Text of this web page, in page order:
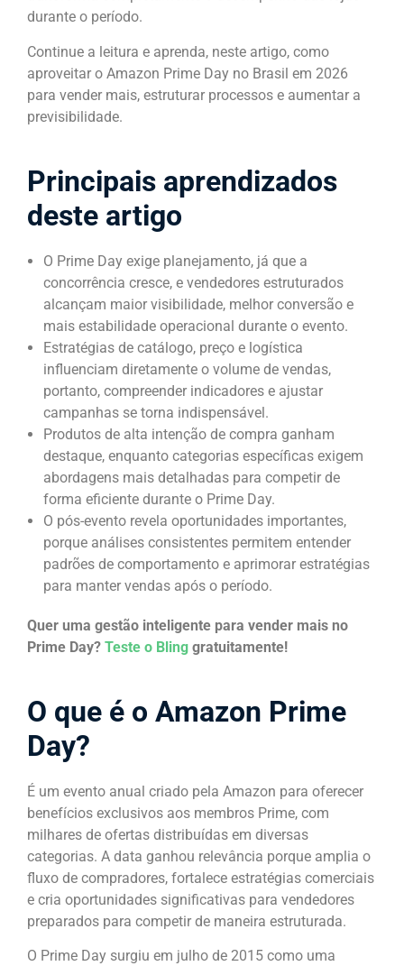
durante o período.
Continue a leitura e aprenda, neste artigo, como
aproveitar o Amazon Prime Day no Brasil em 2026
para vender mais, estruturar processos e aumentar a
previsibilidade.
Principais aprendizados
deste artigo
O Prime Day exige planejamento, já que a
concorrência cresce, e vendedores estruturados
alcançam maior visibilidade, melhor conversão e
mais estabilidade operacional durante o evento.
Estratégias de catálogo, preço e logística
influenciam diretamente o volume de vendas,
portanto, compreender indicadores e ajustar
campanhas se torna indispensável.
Produtos de alta intenção de compra ganham
destaque, enquanto categorias específicas exigem
abordagens mais detalhadas para competir de
forma eficiente durante o Prime Day.
O pós-evento revela oportunidades importantes,
porque análises consistentes permitem entender
padrões de comportamento e aprimorar estratégias
para manter vendas após o período.
Quer uma gestão inteligente para vender mais no
Prime Day? Teste o Bling gratuitamente!
O que é o Amazon Prime
Day?
É um evento anual criado pela Amazon para oferecer
benefícios exclusivos aos membros Prime, com
milhares de ofertas distribuídas em diversas
categorias. A data ganhou relevância porque amplia o
fluxo de compradores, fortalece estratégias comerciais
e cria oportunidades significativas para vendedores
preparados para competir de maneira estruturada.
O Prime Day surgiu em julho de 2015 como uma